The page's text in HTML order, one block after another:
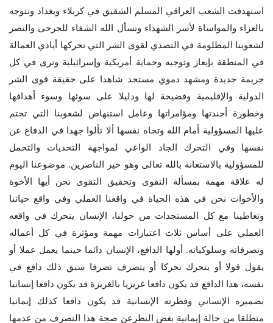
استهدفت الشعب العراقي المسلم الشقيق في كربلاء وبغداد ونتوجه
بالعزاء والمواساة لأسر الشهداء ونسأل الله الشفاء للجرحى والنصر
لشعوبنا المظلومة في التصدي لقوى الشر التي تحركها أيادي العمالة
في المنطقة بإيعاز وتوجيه وحماية أمريكية وإسرائيلية ونرى في كل
جريمة جديدة ومشهد دموي مستجد شاهدا على حقيقة قوى الشر
الدولية والإقليمية وفضيحة لها ودليلا على سوئها وسوء أهدافها
وخطورة أجندتها ومؤامراتها وعامل استنهاض لشعوبنا التي تحتم
عليها المسؤولية أمام الله وتجاه نفسها ألا تألوا جهدا في الدفاع عن
نفسها وفي التحرك الجاد الواعي لمواجهة التحديات والتحمل
للمسؤولية بالاستعانة بالله تعالى وهو خير الناصرين. موضوعنا اليوم
له علاقة مهمة بمسألة التقوى وتحقيق التقوى نحن أيها الأخوة
والأخوات نحن في هذه الحياة في واقعنا العملي وفي واقع حياتنا
وتعاطينا مع كل المستجدات من حولنا، الإنسان يتحرك في واقعه
العملي على أساس ثلاث اعتبارات مهمة ومؤثرة في كل أعماله
وتصرفاته وسلوكياته. أولها الدافع، الإنسان دائما حينما يعمل عملا أو
يقول قولا أو يتحرك تحركا أو يتصرف تصرفا سبق ذلك دافع في
نفسه، هذا الدافع قد يكون دافعا غريزيا بالغريزة قد يكون دافعا إنسانيا
بضميره الإنساني وفطرته الإنسانية قد يكون دافعا كذلك إيمانيا
منطلقا من حالة إيمانية بغض النظرعن صحة هذا التصرف من عدمها